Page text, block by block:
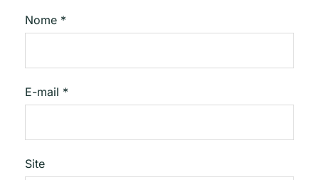
Nome *
E-mail *
Site